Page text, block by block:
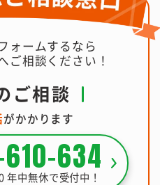
ォームするなら
ご相談ください！
ご相談
がかかります
634
中無休で受付中！